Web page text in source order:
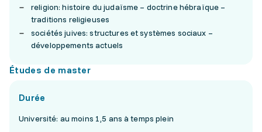
religion: histoire du judaïsme – doctrine hébraïque –
traditions religieuses
sociétés juives: structures et systèmes sociaux –
développements actuels
Études de master
Durée
Université: au moins 1,5 ans à temps plein